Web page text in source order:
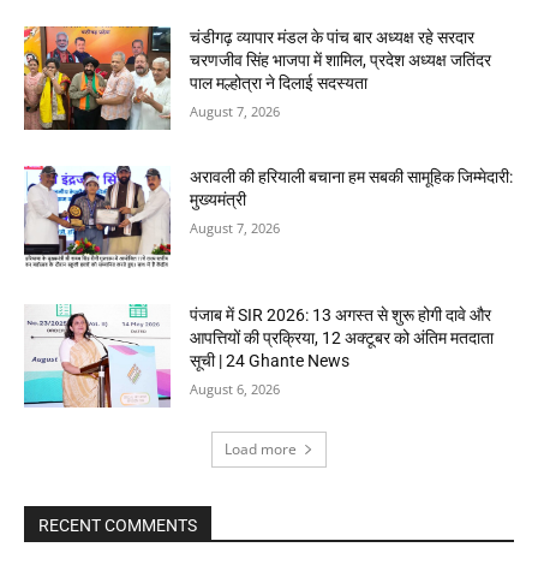
चंडीगढ़ व्यापार मंडल के पांच बार अध्यक्ष रहे सरदार
चरणजीव सिंह भाजपा में शामिल, प्रदेश अध्यक्ष जतिंदर
पाल मल्होत्रा ने दिलाई सदस्यता
August 7, 2026
अरावली की हरियाली बचाना हम सबकी सामूहिक जिम्मेदारी:
मुख्यमंत्री
August 7, 2026
पंजाब में SIR 2026: 13 अगस्त से शुरू होगी दावे और
आपत्तियों की प्रक्रिया, 12 अक्टूबर को अंतिम मतदाता
सूची | 24 Ghante News
August 6, 2026
Load more
RECENT COMMENTS